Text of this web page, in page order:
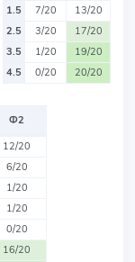
1.5
7/20
13/20
2.5
3/20
17/20
3.5
1/20
19/20
4.5
0/20 20/20
Ф2
12/20
6/20
1/20
1/20
0/20
16/20